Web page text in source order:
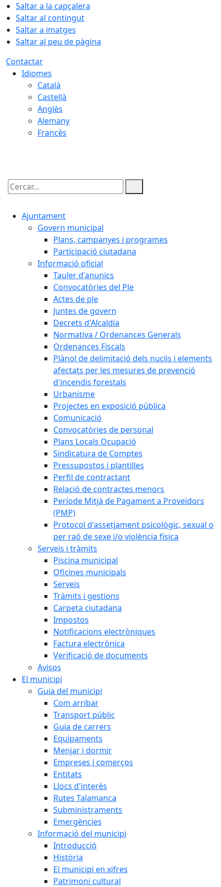
Saltar a la capçalera
Saltar al contingut
Saltar a imatges
Saltar al peu de pàgina
Contactar
Idiomes
Català
Castellà
Anglès
Alemany
Francès
Cercar:
Ajuntament
Govern municipal
Plans, campanyes i programes
Participació ciutadana
Informació oficial
Tauler d'anunics
Convocatòries del Ple
Actes de ple
Juntes de govern
Decrets d'Alcaldia
Normativa / Ordenances Generals
Ordenances Fiscals
Plànol de delimitació dels nuclis i elements
afectats per les mesures de prevenció
d'incendis forestals
Urbanisme
Projectes en exposició pública
Comunicació
Convocatòries de personal
Plans Locals Ocupació
Sindicatura de Comptes
Pressupostos i plantilles
Perfil de contractant
Relació de contractes menors
Període Mitjà de Pagament a Proveïdors
(PMP)
Protocol d'assetjament psicològic, sexual o
per raó de sexe i/o violència física
Serveis i tràmits
Piscina municipal
Oficines municipals
Serveis
Tràmits i gestions
Carpeta ciutadana
Impostos
Notificacions electròniques
Factura electrònica
Verificació de documents
Avisos
El municipi
Guia del municipi
Com arribar
Transport públic
Guia de carrers
Equipaments
Menjar i dormir
Empreses i comerços
Entitats
Llocs d'interès
Rutes Talamanca
Subministraments
Emergències
Informació del municipi
Introducció
Història
El municipi en xifres
Patrimoni cultural